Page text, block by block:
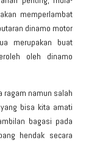
memperlambat
dinamo motor
merupakan buat
oleh dinamo
ragam namun salah
bisa kita amati
bagasi pada
hendak secara